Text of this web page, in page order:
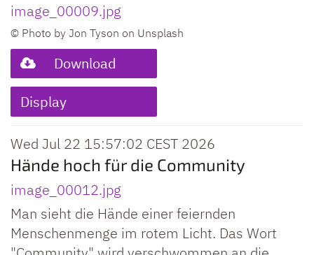
image_00009.jpg
© Photo by Jon Tyson on Unsplash
Download
Display
Wed Jul 22 15:57:02 CEST 2026
Hände hoch für die Community
image_00012.jpg
Man sieht die Hände einer feiernden
Menschenmenge im rotem Licht. Das Wort